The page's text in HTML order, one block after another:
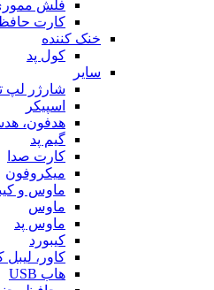
فلش
کارت
خنک کننده
کول پد
سایر
شارژر لپ
اسپیکر
هدفون،
گیم پد
کارت صدا
میکروفون
ماوس و
ماوس
ماوس پد
کیبورد
کاور، لیبل
هاب USB